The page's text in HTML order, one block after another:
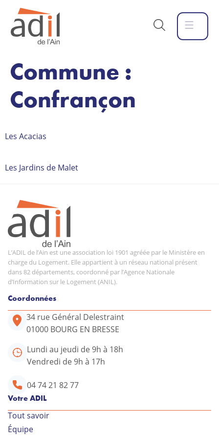
Commune :
Confrançon
Les Acacias
Les Jardins de Malet
L’ADIL de l’Ain est une association loi 1901 agréée par le Ministère en
charge du Logement. Elle appartient à un réseau national présent
dans 82 départements, coordonné par l’Agence Nationale
d’Information sur le Logement (ANIL).
Votre ADIL
Tout savoir
Équipe
Coordonnées
34 rue Général Delestraint
01000 BOURG EN BRESSE
Lundi au jeudi de 9h à 18h
Vendredi de 9h à 17h
04 74 21 82 77